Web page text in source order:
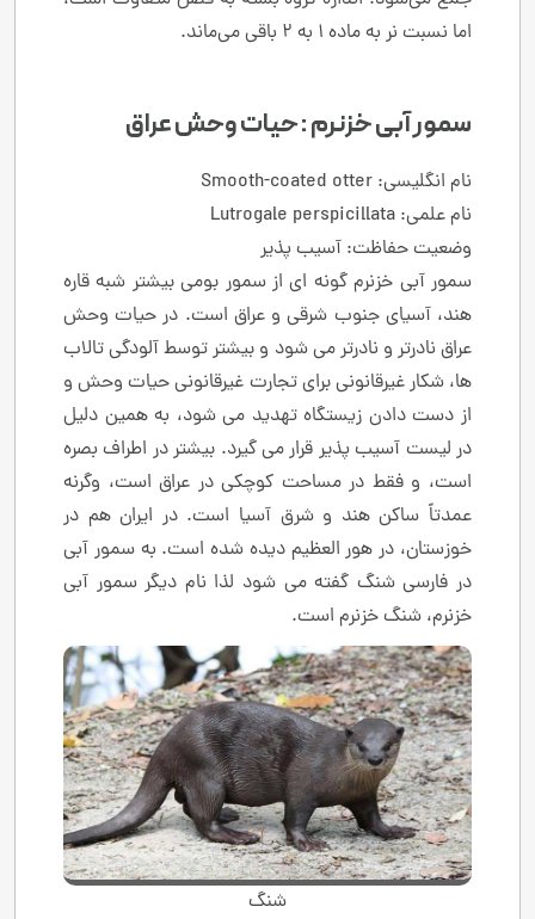
اما نسبت نر به ماده 1 به 2 باقی می‌ماند.
سمور آبی خزنرم : حیات وحش عراق
نام انگلیسی: Smooth-coated otter
نام علمی: Lutrogale perspicillata
وضعیت حفاظت: آسیب پذیر
سمور آبی خزنرم گونه ای از سمور بومی بیشتر شبه قاره
هند، آسیای جنوب شرقی و عراق است. در حیات وحش
عراق نادرتر و نادرتر می شود و بیشتر توسط آلودگی تالاب
ها، شکار غیرقانونی برای تجارت غیرقانونی حیات وحش و
از دست دادن زیستگاه تهدید می شود، به همین دلیل
در لیست آسیب پذیر قرار می گیرد. بیشتر در اطراف بصره
است، و فقط در مساحت کوچکی در عراق است، وگرنه
عمدتاً ساکن هند و شرق آسیا است. در ایران هم در
خوزستان، در هور العظیم دیده شده است. به سمور آبی
در فارسی شنگ گفته می شود لذا نام دیگر سمور آبی
خزنرم، شنگ خزنرم است.
شنگ